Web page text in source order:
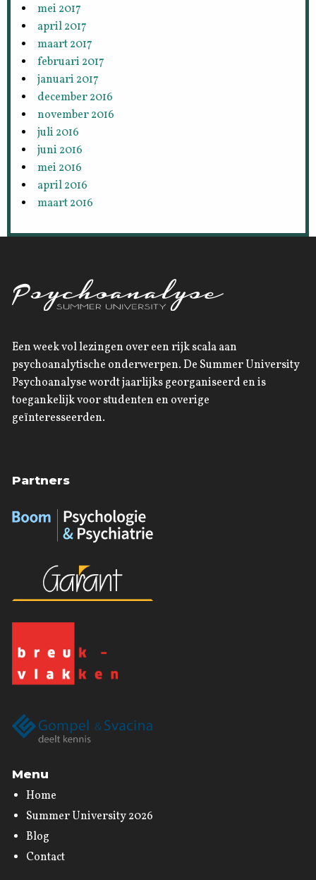
mei 2017
april 2017
maart 2017
februari 2017
januari 2017
december 2016
november 2016
juli 2016
juni 2016
mei 2016
april 2016
maart 2016
Een week vol lezingen over een rijk scala aan
psychoanalytische onderwerpen. De Summer University
Psychoanalyse wordt jaarlijks georganiseerd en is
toegankelijk voor studenten en overige
geïnteresseerden.
Partners
Menu
Home
Summer University 2026
Blog
Contact